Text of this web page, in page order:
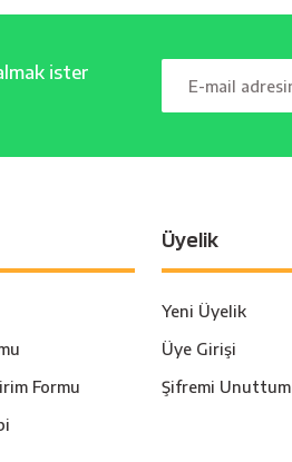
ister
Formu
Üyelik
Yeni Üyelik
Üye Girişi
Şifremi Unuttum